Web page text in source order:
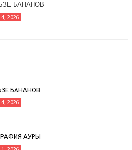
БАНАНОВ
2026
БАНАНОВ
2026
АУРЫ
2026